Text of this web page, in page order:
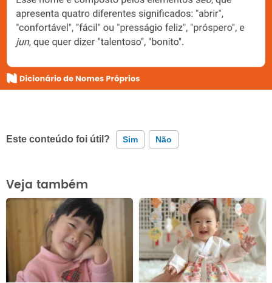
Este conteúdo foi útil? Sim Não
Este conteúdo contém informação incorreta
Este conteúdo não tem a informação que procuro
Veja também